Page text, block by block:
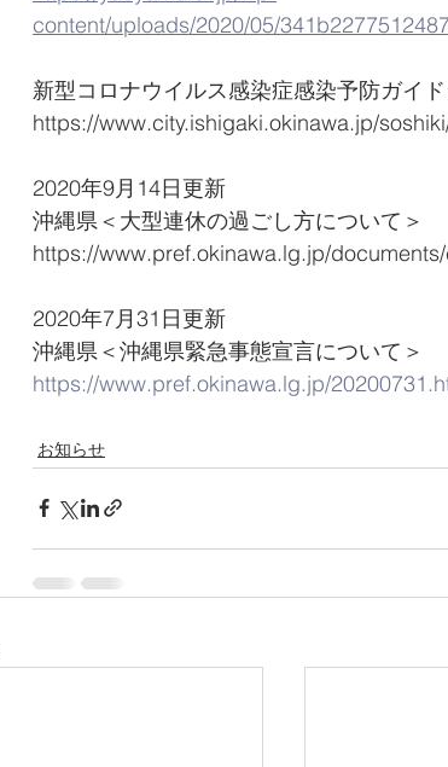
content/uploads/2020/05/
新型コロナウイルス感染症感染予防ガイ
https://www.city.ishigaki.okinawa.jp/
2020年9月14日更新
沖縄県＜大型連休の過ごし方について＞
https://www.pref.okinawa.lg.jp/
2020年7月31日更新
沖縄県＜沖縄県緊急事態宣言について＞
https://www.pref.okinawa.lg.jp/
お知らせ